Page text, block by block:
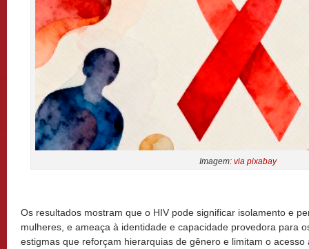
Imagem: via pixabay
Os resultados mostram que o HIV pode significar isolamento e
mulheres, e ameaça à identidade e capacidade provedora para
estigmas que reforçam hierarquias de gênero e limitam o acesso